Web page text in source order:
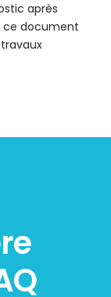
après
ce document